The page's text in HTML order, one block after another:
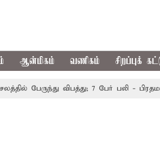
ஆன்மிகம் வணிகம் சிறப்புக்
பேருந்து விபத்து; 7 பேர் பலி -